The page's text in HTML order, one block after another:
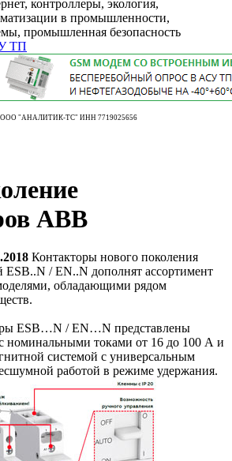
контроллеры, экология,
в промышленности,
промышленная безопасность
ТП
ООО "АНАЛИТИК-ТС" ИНН 7719025656
ABB
Контакторы нового поколения
ESB..N / EN..N дополнят ассортимент
обладающими рядом
ESB…N / EN…N представлены
номинальными токами от 16 до 100 А и
системой с универсальным
работой в режиме удержания.